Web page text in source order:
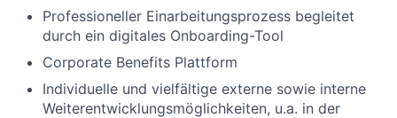
Professioneller Einarbeitungsprozess begleitet
durch ein digitales Onboarding-Tool
Corporate Benefits Plattform
Individuelle und vielfältige externe sowie interne
Weiterentwicklungsmöglichkeiten, u.a. in der